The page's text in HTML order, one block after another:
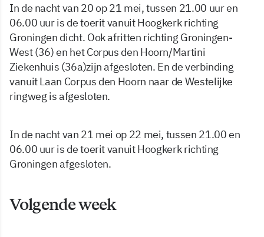
In de nacht van 20 op 21 mei, tussen 21.00 uur en
06.00 uur is de toerit vanuit Hoogkerk richting
Groningen dicht. Ook afritten richting Groningen-
West (36) en het Corpus den Hoorn/Martini
Ziekenhuis (36a)zijn afgesloten. En de verbinding
vanuit Laan Corpus den Hoorn naar de Westelijke
ringweg is afgesloten.
In de nacht van 21 mei op 22 mei, tussen 21.00 en
06.00 uur is de toerit vanuit Hoogkerk richting
Groningen afgesloten.
Volgende week